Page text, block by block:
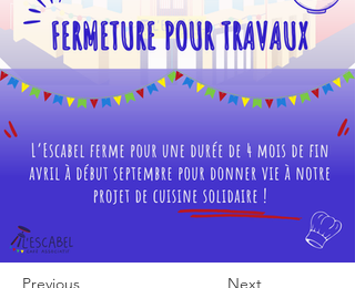
Previous Next